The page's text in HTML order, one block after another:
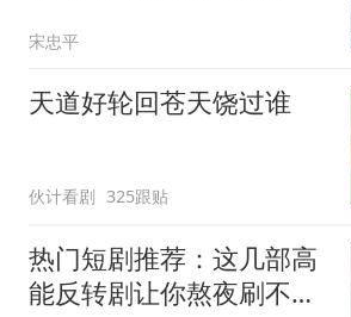
宋忠平
天道好轮回苍天饶过谁
伙计看剧 325跟贴
热门短剧推荐：这几部高
能反转剧让你熬夜刷不